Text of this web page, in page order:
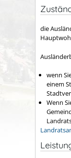
die
wenn
einem
Wenn